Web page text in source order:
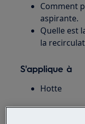
Comment
aspirante.
Quelle est
la
S'applique à
Hotte